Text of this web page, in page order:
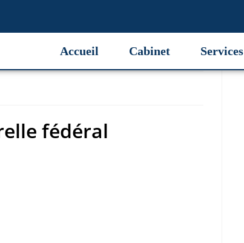
Accueil Cabinet Services
fédéral
fédéral